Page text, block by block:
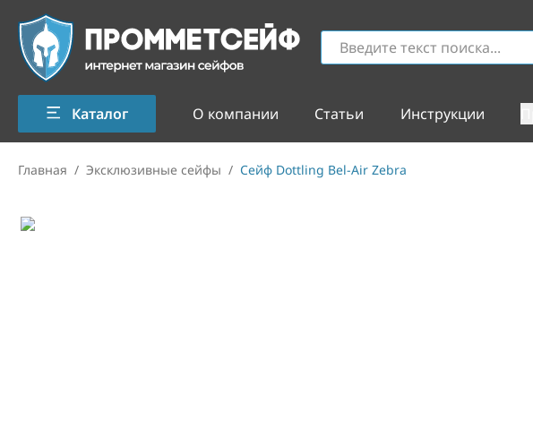
Каталог О компании Статьи Инструкции
Главная / Эксклюзивные сейфы / Сейф Dottling Bel-Air Zebra